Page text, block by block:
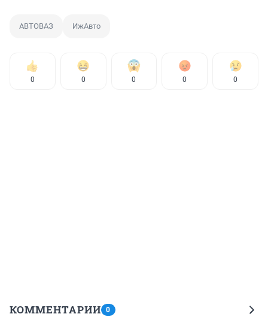
АВТОВАЗ ИжАвто
0 0 0 0 0
КОММЕНТАРИИ 0